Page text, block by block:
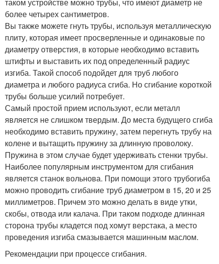
таком устройстве можно трубы, что имеют диаметр не
более четырех сантиметров.
Вы также можете гнуть трубы, используя металлическую
плиту, которая имеет просверленные и одинаковые по
диаметру отверстия, в которые необходимо вставить
штифты и выставить их под определенный радиус
изгиба. Такой способ подойдет для труб любого
диаметра и любого радиуса сгиба. Но сгибание короткой
трубы больше усилий потребует.
Самый простой прием используют, если металл
является не слишком твердым. До места будущего сгиба
необходимо вставить пружину, затем перегнуть трубу на
колене и вытащить пружину за длинную проволоку.
Пружина в этом случае будет удерживать стенки трубы.
Наиболее популярным инструментом для сгибания
является станок вольнова. При помощи этого трубогиба
можно проводить сгибание труб диаметром в 15, 20 и 25
миллиметров. Причем это можно делать в виде утки,
скобы, отвода или калача. При таком подходе длинная
сторона трубы кладется под хомут верстака, а место
проведения изгиба смазывается машинным маслом.
Рекомендации при процессе сгибания.